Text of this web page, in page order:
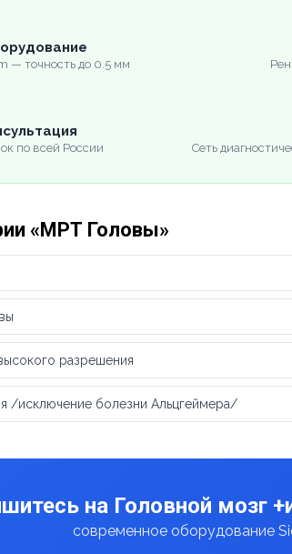
— точность до 0.5 мм
по всей России Сеть
«МРТ Головы»
разрешения
/исключение болезни Альцгеймера/
на Головной мозг
современное оборудование